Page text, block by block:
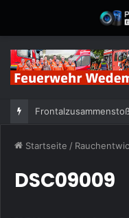
Startseite /
DSC09009